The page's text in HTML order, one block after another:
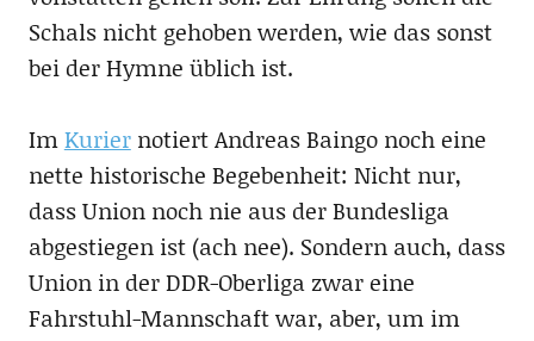
Schals nicht gehoben werden, wie das sonst
bei der Hymne üblich ist.
ImKuriernotiert Andreas Baingo noch eine
nette historische Begebenheit: Nicht nur,
dass Union noch nie aus der Bundesliga
abgestiegen ist (ach nee). Sondern auch, dass
Union in der DDR-Oberliga zwar eine
Fahrstuhl-Mannschaft war, aber, um im